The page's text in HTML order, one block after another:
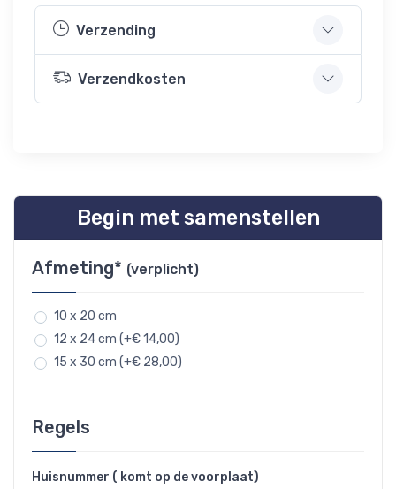
Verzending
Verzendkosten
Begin met samenstellen
Afmeting* (verplicht)
10 x 20 cm
12 x 24 cm (+€ 14,00)
15 x 30 cm (+€ 28,00)
Regels
Huisnummer ( komt op de voorplaat)